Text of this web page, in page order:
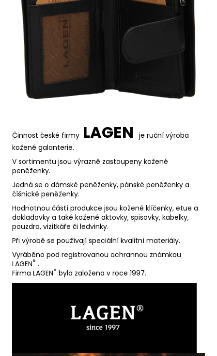
Činnost české firmy LAGEN je ruční výroba
kožené galanterie.
V sortimentu jsou výrazně zastoupeny kožené
peněženky.
Jedná se o dámské peněženky, pánské peněženky a
číšnické peněženky.
Hodnotnou částí produkce jsou kožené klíčenky, etue a
dokladovky a také kožené aktovky, spisovky, kabelky,
pouzdra, vizitkáře či ledvinky.
Při výrobě se používají speciální kvalitní materiály.
Vyráběno pod registrovanou ochrannou známkou
LAGEN® .
Firma LAGEN® byla založena v roce 1997.